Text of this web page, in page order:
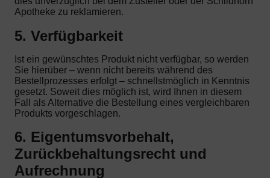
Apotheke zu reklamieren.
5. Verfügbarkeit
Ist ein gewünschtes Produkt nicht verfügbar, so werden
Sie hierüber – wenn nicht bereits während des
Bestellprozesses erfolgt – schnellstmöglich in Kenntnis
gesetzt. Soweit dies möglich ist, wird Ihnen in diesem
Fall als Alternative die Bestellung eines vergleichbaren
Produkts vorgeschlagen.
6. Eigentumsvorbehalt,
Zurückbehaltungsrecht und
Aufrechnung